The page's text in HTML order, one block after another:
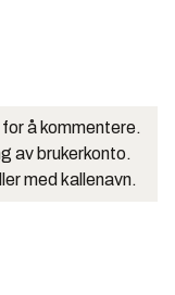
å kommentere.
av brukerkonto.
med kallenavn.